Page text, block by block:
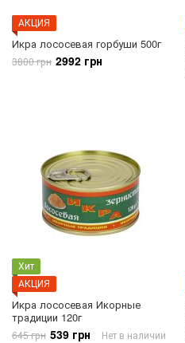
АКЦИЯ
Икра лососевая горбуши 500г
3800 грн 2992 грн
Хит
АКЦИЯ
Икра лососевая Икорные
традиции 120г
645 грн 539 грн Нет в наличии